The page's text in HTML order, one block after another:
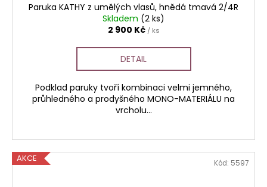
Paruka KATHY z umělých vlasů, hnědá tmavá 2/4R
Skladem (2 ks)
2 900 Kč / ks
DETAIL
Podklad paruky tvoří kombinaci velmi jemného,
průhledného a prodyšného MONO-MATERIÁLU na
vrcholu...
AKCE Kód: 5597